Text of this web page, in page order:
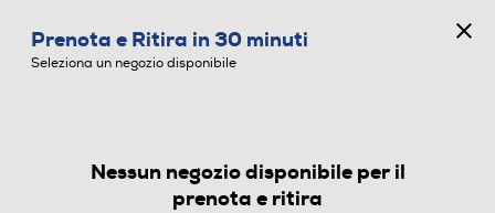
FRIGORIFERI
Prenota e Ritira in 30 minuti
Seleziona un negozio disponibile
Nessun negozio disponibile per il
prenota e ritira